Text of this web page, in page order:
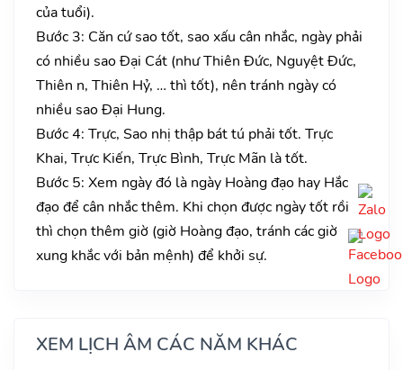
của tuổi).
Bước 3: Căn cứ sao tốt, sao xấu cân nhắc, ngày phải
có nhiều sao Đại Cát (như Thiên Đức, Nguyệt Đức,
Thiên n, Thiên Hỷ, … thì tốt), nên tránh ngày có
nhiều sao Đại Hung.
Bước 4: Trực, Sao nhị thập bát tú phải tốt. Trực
Khai, Trực Kiến, Trực Bình, Trực Mãn là tốt.
Bước 5: Xem ngày đó là ngày Hoàng đạo hay Hắc
đạo để cân nhắc thêm. Khi chọn được ngày tốt rồi
thì chọn thêm giờ (giờ Hoàng đạo, tránh các giờ
xung khắc với bản mệnh) để khởi sự.
XEM LỊCH ÂM CÁC NĂM KHÁC